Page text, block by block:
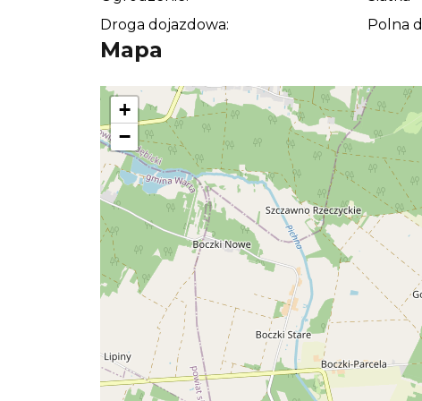
Ponadto na działce znajduje się domek
typu "BRDA". Właściciel złożył wniosek o
która nie jest objęta MPZP (las).
Całość jest ogrodzona siatką, co zwiększa
również praktyczne rozwiązanie dla osób
Media i dojazd
Dojazd do nieruchomości prowadzi drogą
lokalizacji. To rozwiązanie szczególnie
ruchliwych ulic i miejskiego zgiełku.
W drodze dostępny jest wodociąg miejski,
domu. Brak bezpośredniego podłączenia
indywidualnych rozwiązań dopasowanych
oczyszczalnia ścieków, zbiornik
Droga dojazdowa:
Polna
Mapa
+
−